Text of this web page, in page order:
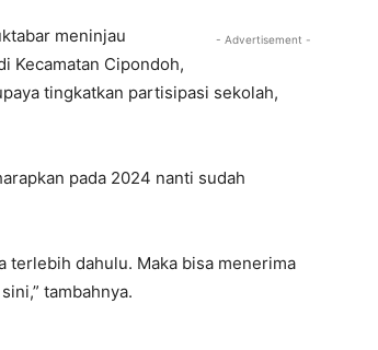
- Advertisement -
meninjau
Kecamatan Cipondoh,
tingkatkan partisipasi sekolah,
pada 2024 nanti sudah
terlebih dahulu. Maka bisa menerima
tambahnya.